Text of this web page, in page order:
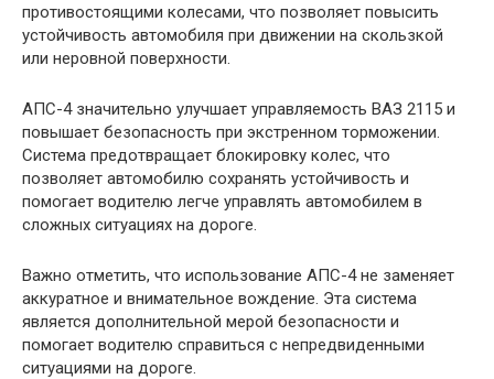
противостоящими колесами, что позволяет повысить
устойчивость автомобиля при движении на скользкой
или неровной поверхности.
АПС-4 значительно улучшает управляемость ВАЗ 2115 и
повышает безопасность при экстренном торможении.
Система предотвращает блокировку колес, что
позволяет автомобилю сохранять устойчивость и
помогает водителю легче управлять автомобилем в
сложных ситуациях на дороге.
Важно отметить, что использование АПС-4 не заменяет
аккуратное и внимательное вождение. Эта система
является дополнительной мерой безопасности и
помогает водителю справиться с непредвиденными
ситуациями на дороге.